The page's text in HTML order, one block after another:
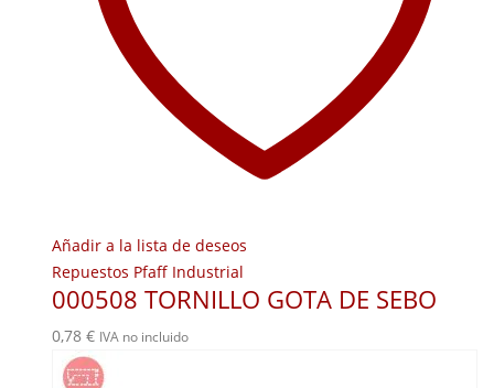
Añadir a la lista de deseos
Repuestos Pfaff Industrial
000508 TORNILLO GOTA DE SEBO
0,78 € IVA no incluido